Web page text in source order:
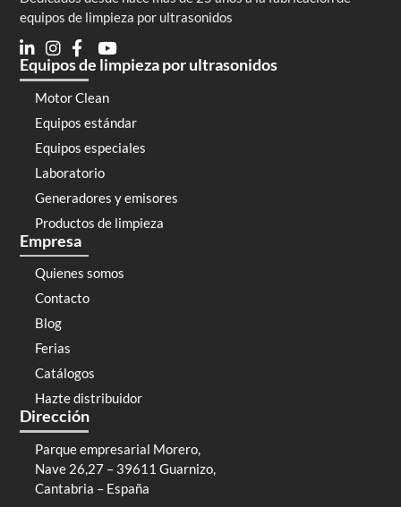
equipos de limpieza por ultrasonidos
Equipos de limpieza por ultrasonidos
Motor Clean
Equipos estándar
Equipos especiales
Laboratorio
Generadores y emisores
Productos de limpieza
Empresa
Quienes somos
Contacto
Blog
Ferias
Catálogos
Hazte distribuidor
Dirección
Parque empresarial Morero,
Nave 26,27 – 39611 Guarnizo,
Cantabria – España